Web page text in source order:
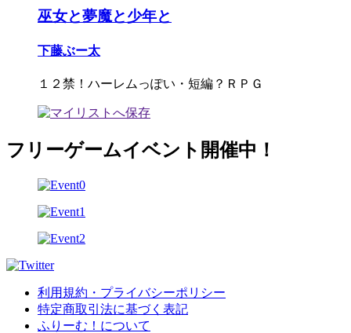
巫女と夢魔と少年と
下藤ぶー太
１２禁！ハーレムっぽい・短編？ＲＰＧ
フリーゲームイベント開催中！
利用規約・プライバシーポリシー
特定商取引法に基づく表記
ふりーむ！について